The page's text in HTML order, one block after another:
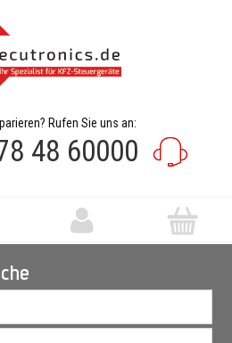
Rufen Sie uns an:
48 60000